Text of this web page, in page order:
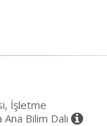
İşletme
Bilim Dalı